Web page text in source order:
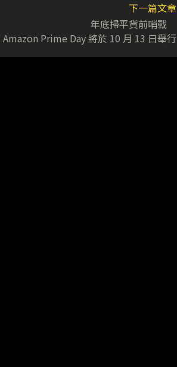
下一篇文章
年底掃平貨前哨戰
Amazon Prime Day 將於 10 月 13 日舉行